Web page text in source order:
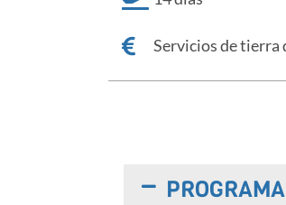
Servicios de tierra
PROGRAMA